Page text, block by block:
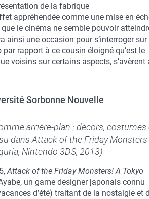
de la fabrique
appréhendée comme une mise en
le cinéma ne semble pouvoir
ainsi une occasion pour s’interroger sur
rapport à ce cousin éloigné qu’est le
voisins sur certains aspects, s’avèrent
Sorbonne Nouvelle
arrière-plan : décors, costumes
dans Attack of the Friday Monsters
Nintendo 3DS, 2013)
Attack of the Friday Monsters! A Tokyo
un game designer japonais connu
d’été) traitant de la nostalgie et